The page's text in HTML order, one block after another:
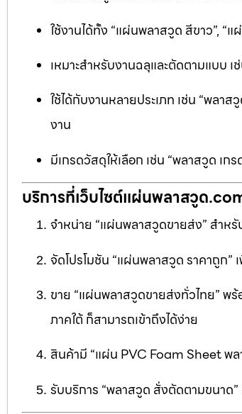
ใช้งานได้ทั้ง “แผ่นพลาสวูด สีขาว”, “
เหมาะสำหรับงานฉลุและตัดตามแบบ
ใช้ได้กับงานหลายประเภท เช่น “พลา
งาน
มีเกรดวัสดุให้เลือก เช่น “พลาสวูด เ
บริการที่เว็บไซต์แผ่นพลาสวูด
จำหน่าย “แผ่นพลาสวูดขายส่ง” สำห
จัดโปรโมชัน “แผ่นพลาสวูด ราคาถูก
ขาย “แผ่นพลาสวูดขายส่งทั่วไทย” พ
ภาคใต้ ก็สามารถเข้าถึงได้ง่าย
สินค้ามี “แผ่น PVC Foam Sheet พล
รับบริการ “พลาสวูด สั่งตัดตามขนาด”